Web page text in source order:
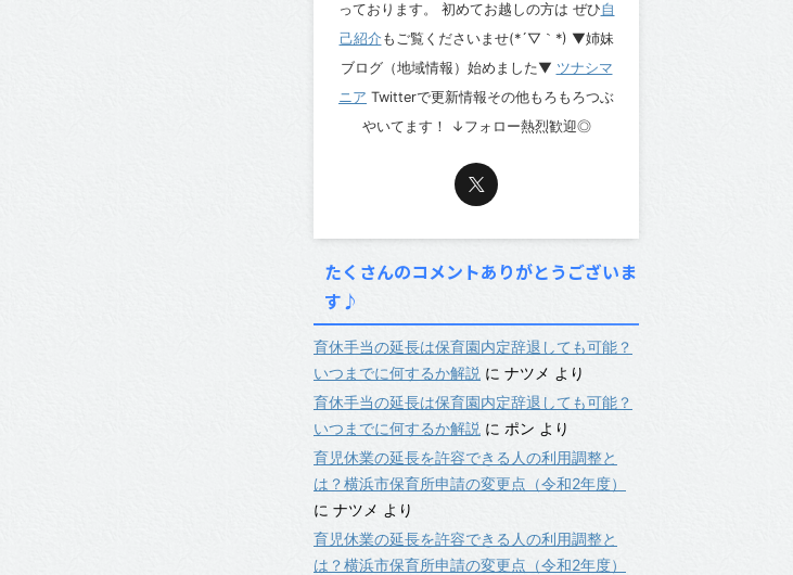
っております。 初めてお越しの方は ぜひ自
己紹介 もご覧くださいませ(*´▽｀*) ▼姉妹
ブログ（地域情報）始めました▼ ツナシマ
ニア Twitterで更新情報その他もろもろつぶ
やいてます！ ↓フォロー熱烈歓迎◎
たくさんのコメントありがとうございま
す♪
育休手当の延長は保育園内定辞退しても可能？
いつまでに何するか解説 に ナツメ より
育休手当の延長は保育園内定辞退しても可能？
いつまでに何するか解説 に ポン より
育児休業の延長を許容できる人の利用調整と
は？横浜市保育所申請の変更点（令和2年度）
に ナツメ より
育児休業の延長を許容できる人の利用調整と
は？横浜市保育所申請の変更点（令和2年度）